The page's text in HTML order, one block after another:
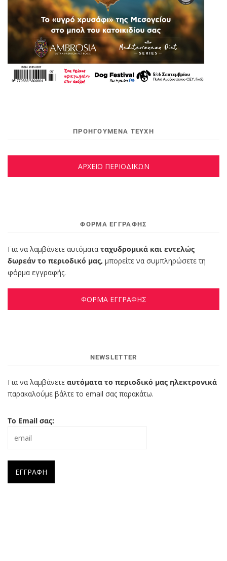
ΠΡΟΗΓΟΥΜΕΝΑ ΤΕΥΧΗ
ΑΡΧΕΙΟ ΠΕΡΙΟΔΙΚΩΝ
ΦΌΡΜΑ ΕΓΓΡΑΦΉΣ
Για να λαμβάνετε αυτόματα ταχυδρομικά και εντελώς
δωρεάν το περιοδικό μας, μπορείτε να συμπληρώσετε τη
φόρμα εγγραφής.
ΦΟΡΜΑ ΕΓΓΡΑΦΗΣ
NEWSLETTER
Για να λαμβάνετε αυτόματα το περιοδικό μας ηλεκτρονικά
παρακαλούμε βάλτε το email σας παρακάτω.
Το Email σας: